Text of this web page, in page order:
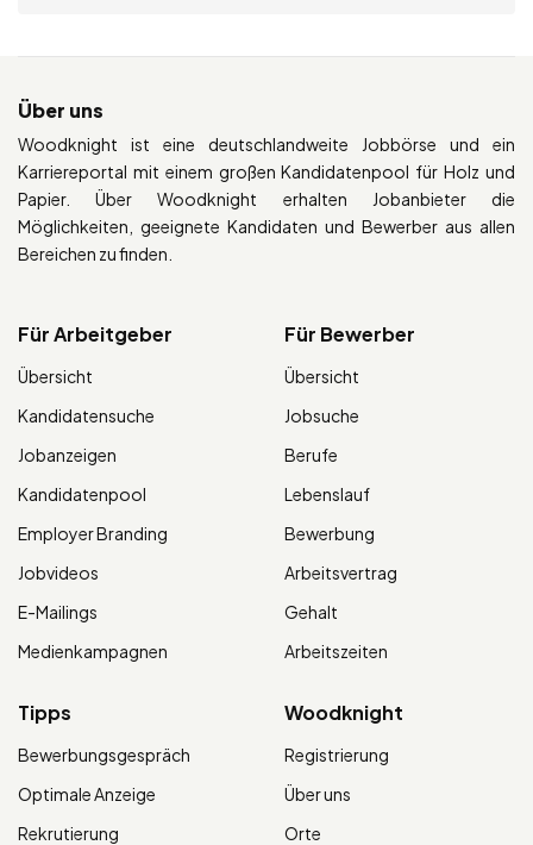
Über uns
Woodknight ist eine deutschlandweite Jobbörse und ein
Karriereportal mit einem großen Kandidatenpool für Holz und
Papier. Über Woodknight erhalten Jobanbieter die
Möglichkeiten, geeignete Kandidaten und Bewerber aus allen
Bereichen zu finden.
Für Arbeitgeber
Übersicht
Kandidatensuche
Jobanzeigen
Kandidatenpool
Employer Branding
Jobvideos
E-Mailings
Medienkampagnen
Für Bewerber
Übersicht
Jobsuche
Berufe
Lebenslauf
Bewerbung
Arbeitsvertrag
Gehalt
Arbeitszeiten
Tipps
Bewerbungsgespräch
Optimale Anzeige
Rekrutierung
Woodknight
Registrierung
Über uns
Orte